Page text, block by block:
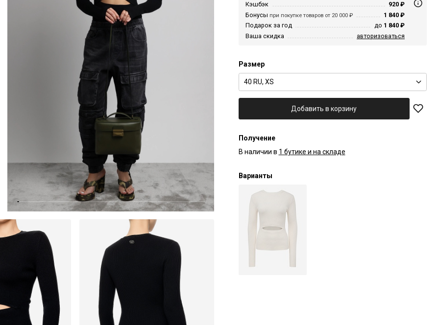
Кэшбэк
920 ₽
Бонусы при покупке товаров от 20 000 ₽
1 840 ₽
Подарок за год
до 1 840 ₽
Ваша скидка
авторизоваться
Размер
40 RU, XS
Добавить в корзину
Получение
В наличии в 1 бутике и на складе
Варианты